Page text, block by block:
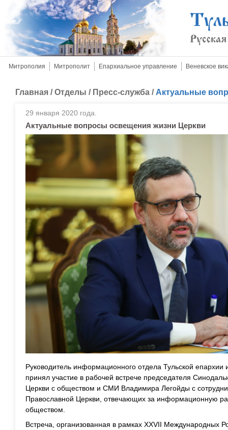
Митрополия Митрополит Епархиальное управление Веневское
Главная /Отделы / Пресс-служба / Актуальные
29 января 2020 года.
Актуальные вопросы освещения жизни Церкви
Руководитель информационного отдела Тульской
принял участие в рабочей встрече председателя
Церкви с обществом и СМИ Владимира Легойды с
Православной Церкви, отвечающих за информационную
обществом.
Встреча, организованная в рамках XXVII Международных